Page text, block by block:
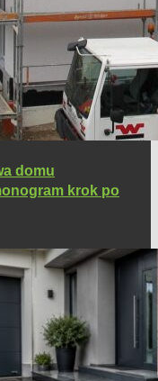
domu
krok po